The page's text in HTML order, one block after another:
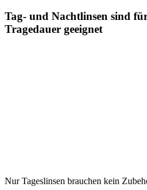
Tag- und Nachtlinsen sind
Tragedauer geeignet
Nur Tageslinsen brauchen kein